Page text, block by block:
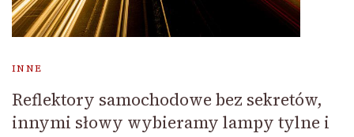
INNE
Reflektory samochodowe bez sekretów,
innymi słowy wybieramy lampy tylne i